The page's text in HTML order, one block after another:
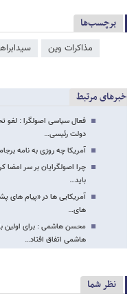
برچسب‌ها
مذاکرات وین
خبرهای مرتبط
فعال سیاسی اصولگرا : لغو
دولت رئیسی…
آمریکا چه روزی به نامه
چرا اصولگرایان بر سر امضا
باید…
آمریکایی ها در «پیام های
های…
محسن هاشمی : برای اولین
هاشمی اتفاق افتاد…
نظر شما